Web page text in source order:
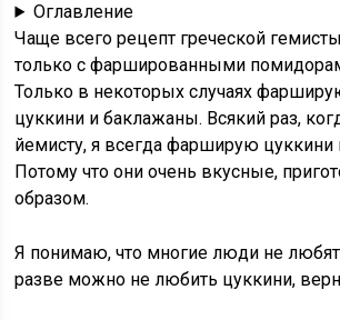
Оглавление
Чаще всего рецепт греческой
только с фаршированными
Только в некоторых случаях
цуккини и баклажаны. Всякий раз,
йемисту, я всегда фарширую цуккини
Потому что они очень вкусные,
образом.
Я понимаю, что многие люди не
разве можно не любить цуккини,